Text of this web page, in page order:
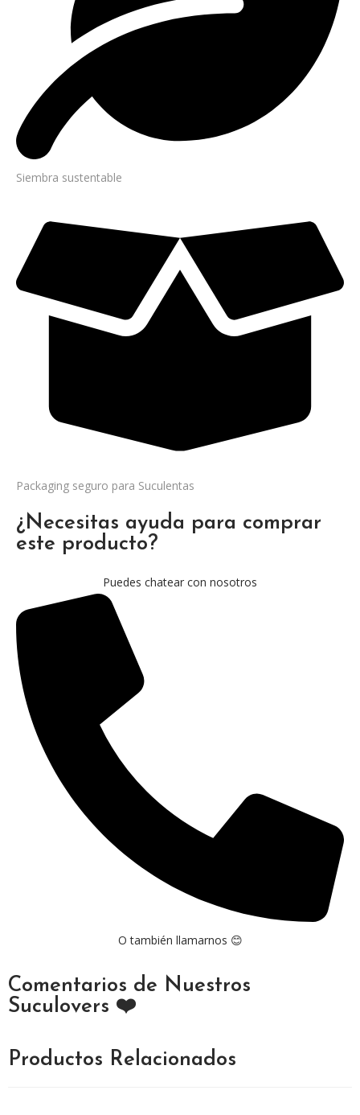
Siembra sustentable
Packaging seguro para Suculentas
¿Necesitas ayuda para comprar
este producto?
Puedes chatear con nosotros
O también llamarnos 😊
Comentarios de Nuestros
Suculovers ❤️
Productos Relacionados